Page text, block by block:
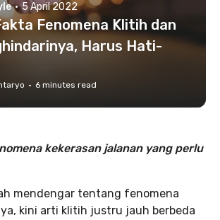
· 5 April 2022
Fenomena Klitih dan
Harus Hati-
· 6 minutes read
a kekerasan jalanan yang perlu
mendengar tentang fenomena
kini arti klitih justru jauh berbeda